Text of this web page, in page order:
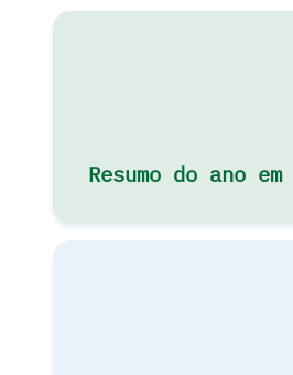
Resumo do ano em